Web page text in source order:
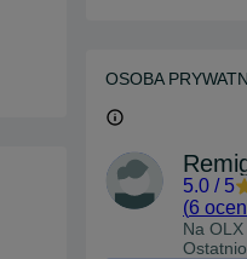
OSOBA
5.0 / 5
(6 ocen
Na OLX